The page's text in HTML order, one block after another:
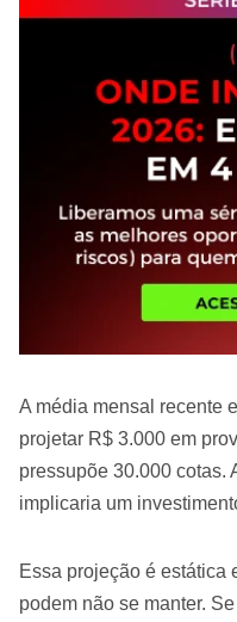
A média mensal recente
projetar R$ 3.000 em
pressupõe 30.000 cotas.
implicaria um
Essa projeção é estática
podem não se manter.